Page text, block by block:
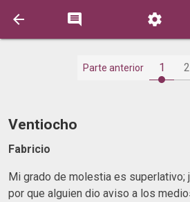
  
Parte anterior 1 2
Ventiocho
Fabricio
Mi grado de molestia es superlativo;
por que alguien dio aviso a los